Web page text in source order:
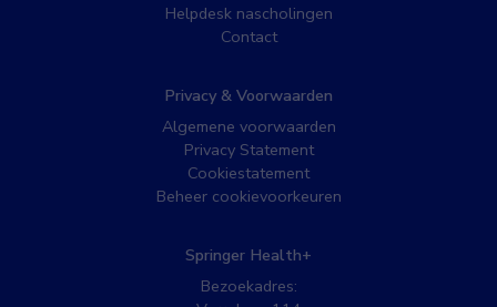
Helpdesk nascholingen
Contact
Privacy & Voorwaarden
Algemene voorwaarden
Privacy Statement
Cookiestatement
Beheer cookievoorkeuren
Springer Health+
Bezoekadres: